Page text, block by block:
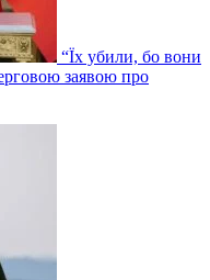
“Їх убили, бо вони
заявою про